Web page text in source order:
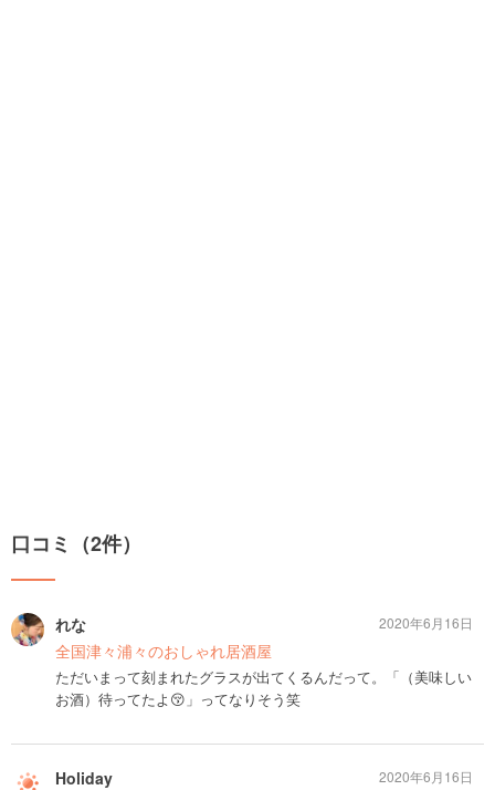
口コミ（2件）
れな
全国津々浦々のおしゃれ居酒屋
ただいまって刻まれたグラスが出てくるんだって。「（美味しい
お酒）待ってたよ😚」ってなりそう笑
2020年6月16日
Holiday 2020年6月16日